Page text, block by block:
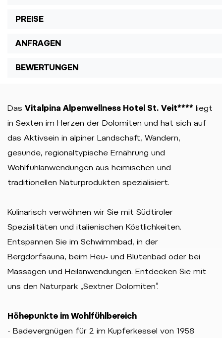
PREISE
ANFRAGEN
BEWERTUNGEN
Das Vitalpina Alpenwellness Hotel St. Veit**** liegt
in Sexten im Herzen der Dolomiten und hat sich auf
das Aktivsein in alpiner Landschaft, Wandern,
gesunde, regionaltypische Ernährung und
Wohlfühlanwendungen aus heimischen und
traditionellen Naturprodukten spezialisiert.
Kulinarisch verwöhnen wir Sie mit Südtiroler
Spezialitäten und italienischen Köstlichkeiten.
Entspannen Sie im Schwimmbad, in der
Bergdorfsauna, beim Heu- und Blütenbad oder bei
Massagen und Heilanwendungen. Entdecken Sie mit
uns den Naturpark „Sextner Dolomiten“.
Höhepunkte im Wohlfühlbereich
- Badevergnügen für 2 im Kupferkessel von 1958